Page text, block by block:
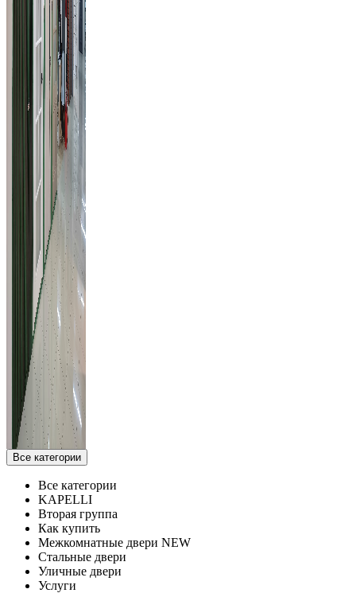
Все категории
Все категории
KAPELLI
Вторая группа
Как купить
Межкомнатные двери NEW
Стальные двери
Уличные двери
Услуги